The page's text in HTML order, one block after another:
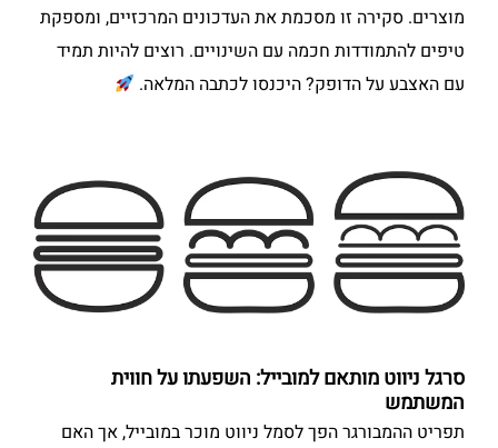
מוצרים. סקירה זו מסכמת את העדכונים המרכזיים, ומספקת
טיפים להתמודדות חכמה עם השינויים. רוצים להיות תמיד
עם האצבע על הדופק? היכנסו לכתבה המלאה.
סרגל ניווט מותאם למובייל: השפעתו על חווית
המשתמש
תפריט ההמבורגר הפך לסמל ניווט מוכר במובייל, אך האם